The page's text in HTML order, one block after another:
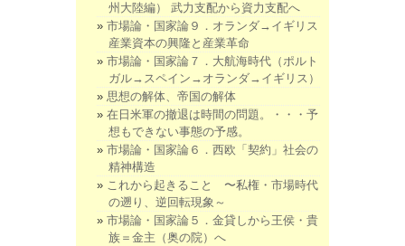
州大陸編） 武力支配から資力支配へ
市場論・国家論９．オランダ→イギリス
産業資本の興隆と産業革命
市場論・国家論７．大航海時代（ポルト
ガル→スペイン→オランダ→イギリス）
思想の解体、帝国の解体
在日米軍の撤退は時間の問題。・・・予
想もできない事態の予感。
市場論・国家論６．西欧「契約」社会の
精神構造
これから起きること 〜私権・市場時代
の遡り、逆回転現象～
市場論・国家論５．金貸しから王侯・貴
族＝金主（奥の院）へ